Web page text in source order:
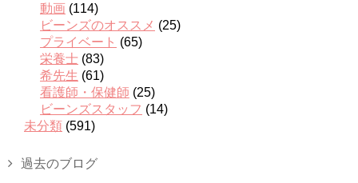
動画 (114)
ビーンズのオススメ (25)
プライベート (65)
栄養士 (83)
希先生 (61)
看護師・保健師 (25)
ビーンズスタッフ (14)
未分類 (591)
過去のブログ